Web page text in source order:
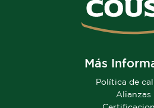
Más
Política de
Alianzas